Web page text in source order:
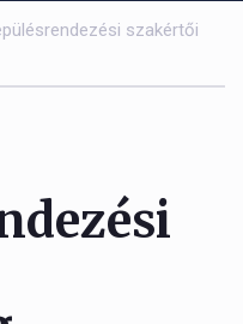
szakértői